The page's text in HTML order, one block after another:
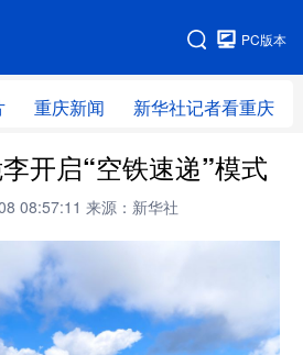
PC版本
重庆新闻 新华社记者看重庆
网站地图
开启“空铁速递”模式
08:57:11 来源：新华社